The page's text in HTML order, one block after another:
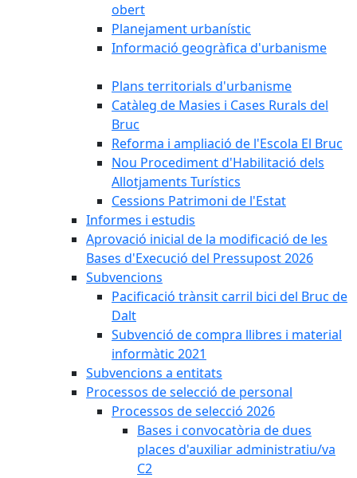
obert
Planejament urbanístic
Informació geogràfica d'urbanisme
Plans territorials d'urbanisme
Catàleg de Masies i Cases Rurals del
Bruc
Reforma i ampliació de l'Escola El Bruc
Nou Procediment d'Habilitació dels
Allotjaments Turístics
Cessions Patrimoni de l'Estat
Informes i estudis
Aprovació inicial de la modificació de les
Bases d'Execució del Pressupost 2026
Subvencions
Pacificació trànsit carril bici del Bruc de
Dalt
Subvenció de compra llibres i material
informàtic 2021
Subvencions a entitats
Processos de selecció de personal
Processos de selecció 2026
Bases i convocatòria de dues
places d'auxiliar administratiu/va
C2